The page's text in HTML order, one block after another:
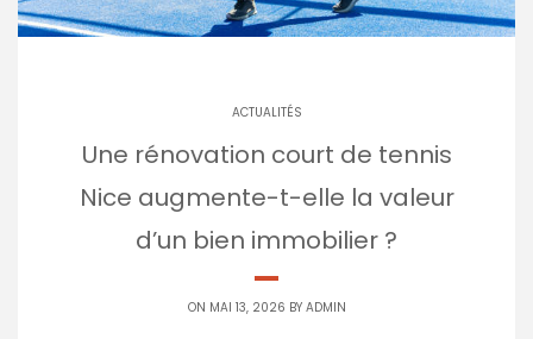
ACTUALITÉS
Une rénovation court de tennis
Nice augmente-t-elle la valeur
d’un bien immobilier ?
ON MAI 13, 2026 BY ADMIN